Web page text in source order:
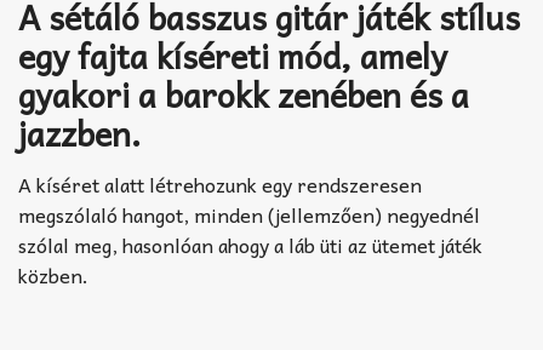
TABok
Improvizáció
A sétáló basszus gitár játék stílus
egy fajta kíséreti mód, amely
gyakori a barokk zenében és a
jazzben.
A kíséret alatt létrehozunk egy rendszeresen
megszólaló hangot, minden (jellemzően) negyednél
szólal meg, hasonlóan ahogy a láb üti az ütemet játék
közben.